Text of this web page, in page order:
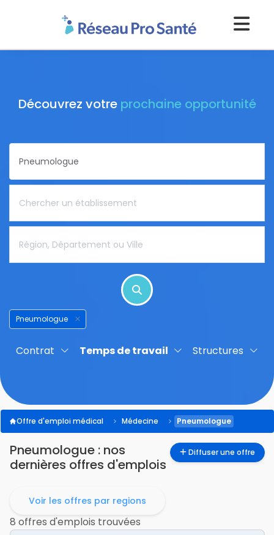
Découvrez votre prochaine opportunité
Pneumologue
Contrat Temps de travail Structures
Offre d'emploi médical Médecine Pneumologue
Pneumologue : nos
dernières offres d'emplois
Diffuser une offre
Voir les offres par regions
8 offres d'emplois trouvées